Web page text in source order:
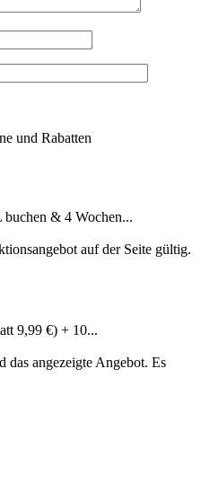
und Rabatten
& 4 Wochen...
auf der Seite gültig.
9,99 €) + 10...
angezeigte Angebot. Es